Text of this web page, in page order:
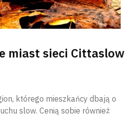
miast sieci Cittaslow
którego mieszkańcy dbają o
slow. Cenią sobie również